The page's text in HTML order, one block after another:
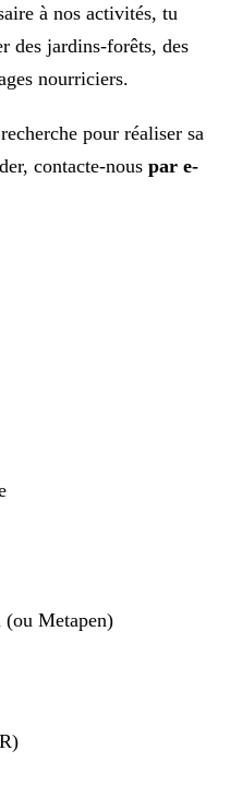
à nos activités, tu
des jardins-forêts, des
nourriciers.
pour réaliser sa
contacte-nous par e-
(ou Metapen)